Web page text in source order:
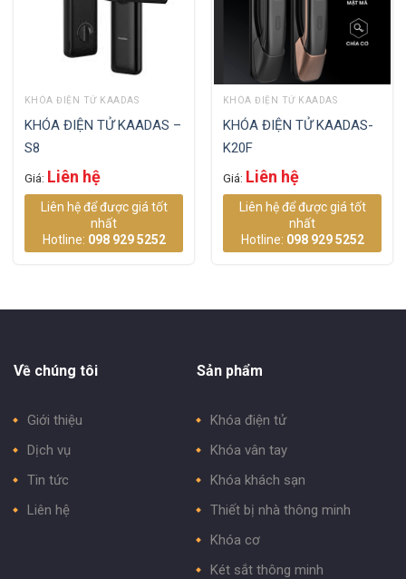
KHÓA ĐIỆN TỬ KAADAS
KHÓA ĐIỆN TỬ KAADAS –
S8
Giá: Liên hệ
Liên hệ để được giá tốt
nhất
Hotline: 098 929 5252
KHÓA ĐIỆN TỬ KAADAS
KHÓA ĐIỆN TỬ KAADAS-
K20F
Giá: Liên hệ
Liên hệ để được giá tốt
nhất
Hotline: 098 929 5252
Về chúng tôi
Giới thiệu
Dịch vụ
Tin tức
Liên hệ
Sản phẩm
Khóa điện tử
Khóa vân tay
Khóa khách sạn
Thiết bị nhà thông minh
Khóa cơ
Két sắt thông minh